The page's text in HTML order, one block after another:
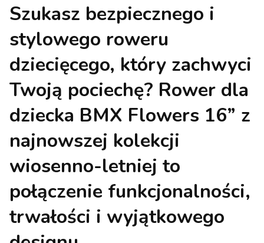
Szukasz bezpiecznego i
stylowego roweru
dziecięcego, który zachwyci
Twoją pociechę? Rower dla
dziecka BMX Flowers 16” z
najnowszej kolekcji
wiosenno-letniej to
połączenie funkcjonalności,
trwałości i wyjątkowego